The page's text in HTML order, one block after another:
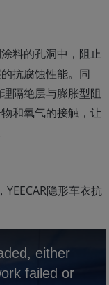
料的孔洞中，阻止
抗腐蚀性能。同
隔绝层与膨胀型阻
和氧气的接触，让
隐形车衣抗
either
failed or